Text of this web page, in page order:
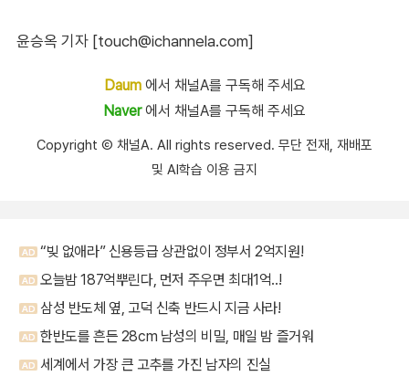
윤승옥 기자 [touch@ichannela.com]
Daum에서 채널A를 구독해 주세요
Naver에서 채널A를 구독해 주세요
Copyright Ⓒ 채널A. All rights reserved. 무단 전재, 재배포
및 AI학습 이용 금지